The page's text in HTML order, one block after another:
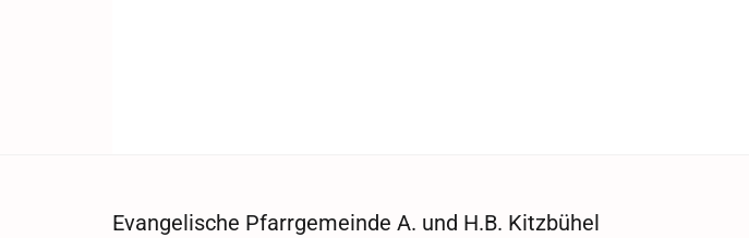
Evangelische Pfarrgemeinde A. und H.B. Kitzbühel